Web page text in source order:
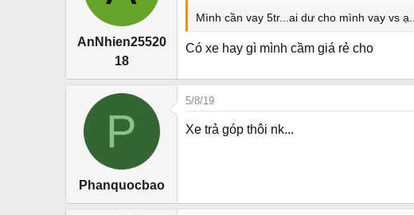
AnNhien25520
18
Mình cần vay 5tr...ai dư cho mình vay vs
Có xe hay gì mình cầm giá rẻ cho
P
Phanquocbao
5/8/19
Xe trả góp thôi nk...